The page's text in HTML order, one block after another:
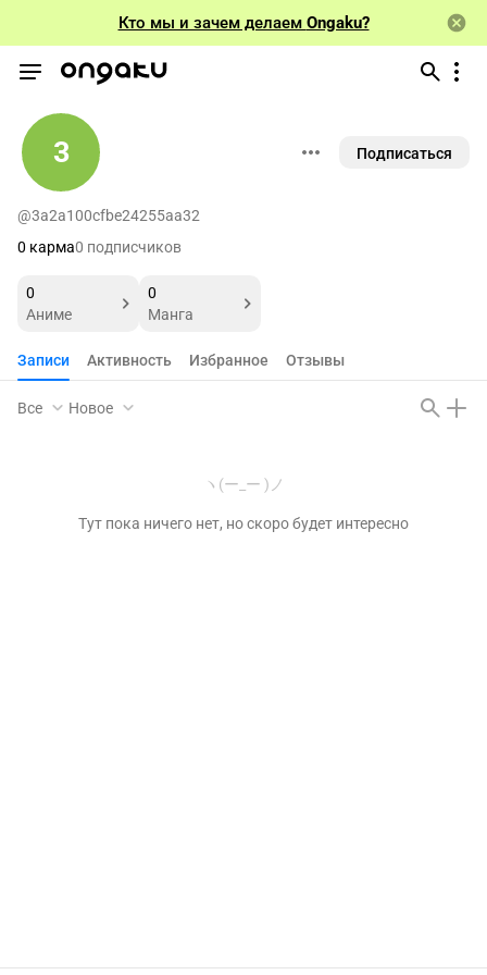
Кто мы и зачем делаем Ongaku?
3 Подписаться
@3a2a100cfbe24255aa32
0 карма0 подписчиков
0
Аниме
0
Манга
Записи Активность Избранное Отзывы
Все Новое
ヽ(ー_ー )ノ
Тут пока ничего нет, но скоро будет интересно